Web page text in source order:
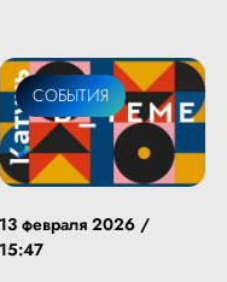
СОБЫТИЯ
13 февраля 2026 /
15:47